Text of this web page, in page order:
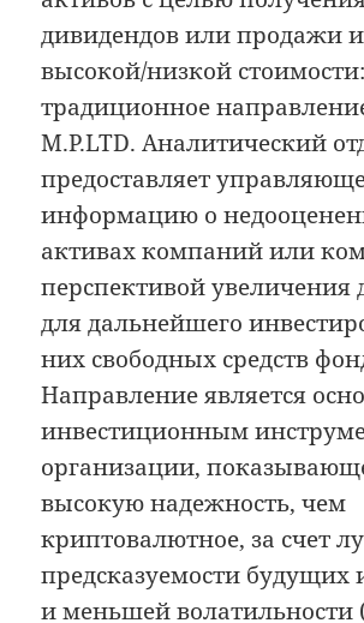
дивидендов или продажи
высокой/низкой стоимости:
традиционное
M.P.LTD. Аналитический
предоставляет
информацию о
активах компаний или
перспективой увеличения
для дальнейшего
них свободных средств
Направление является
инвестиционным
организации,
высокую надежность, чем
криптовалютное, за счет
предсказуемости будущих
и меньшей